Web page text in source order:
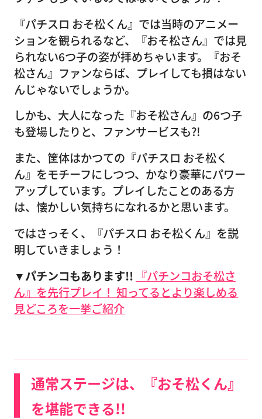
『パチスロ おそ松くん』では当時のアニメー
ションを観られるなど、『おそ松さん』では見
られない6つ子の姿が拝めちゃいます。『おそ
松さん』ファンならば、プレイしても損はない
んじゃないでしょうか。
しかも、大人になった『おそ松さん』の6つ子
も登場したりと、ファンサービスも?!
また、筐体はかつての『パチスロ おそ松く
ん』をモチーフにしつつ、かなり豪華にパワー
アップしています。プレイしたことのある方
は、懐かしい気持ちになれるかと思います。
ではさっそく、『パチスロ おそ松くん』を説
明していきましょう！
▼パチンコもあります!! 『パチンコおそ松さ
ん』を先行プレイ！ 知ってるとより楽しめる
見どころを一挙ご紹介
通常ステージは、『おそ松くん』
を堪能できる!!